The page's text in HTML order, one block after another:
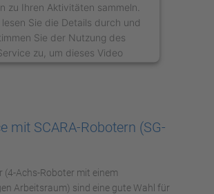
zu Ihren Aktivitäten sammeln.
Sie die Details durch und
Sie der Nutzung des
zu, um dieses Video
anzusehen.
Management Platform
mit SCARA-Robotern (SG-
(4-Achs-Roboter mit einem
Arbeitsraum) sind eine gute Wahl für